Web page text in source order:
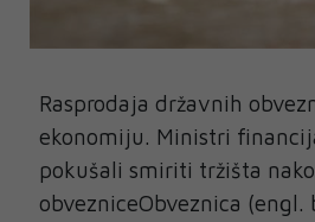
Rasprodaja državnih
ekonomiju. Ministri
pokušali smiriti tržišta
obvezniceObveznica